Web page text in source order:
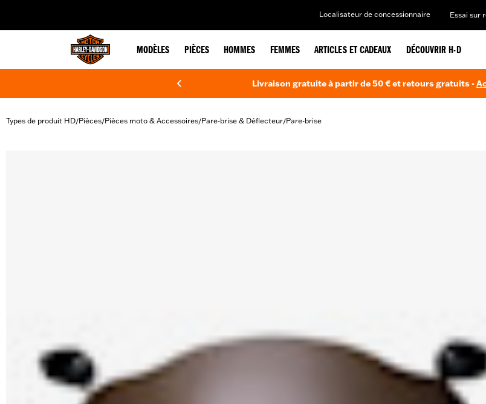
Localisateur de concessionnaire Essai sur
MODÈLES PIÈCES HOMMES FEMMES ARTICLES ET CADEAUX DÉCOUVRIR H-D
Livraison gratuite à partir de 50 € et retours gratuits -
Types de produit HD/Pièces/Pièces moto & Accessoires/Pare-brise & Déflecteur/Pare-brise